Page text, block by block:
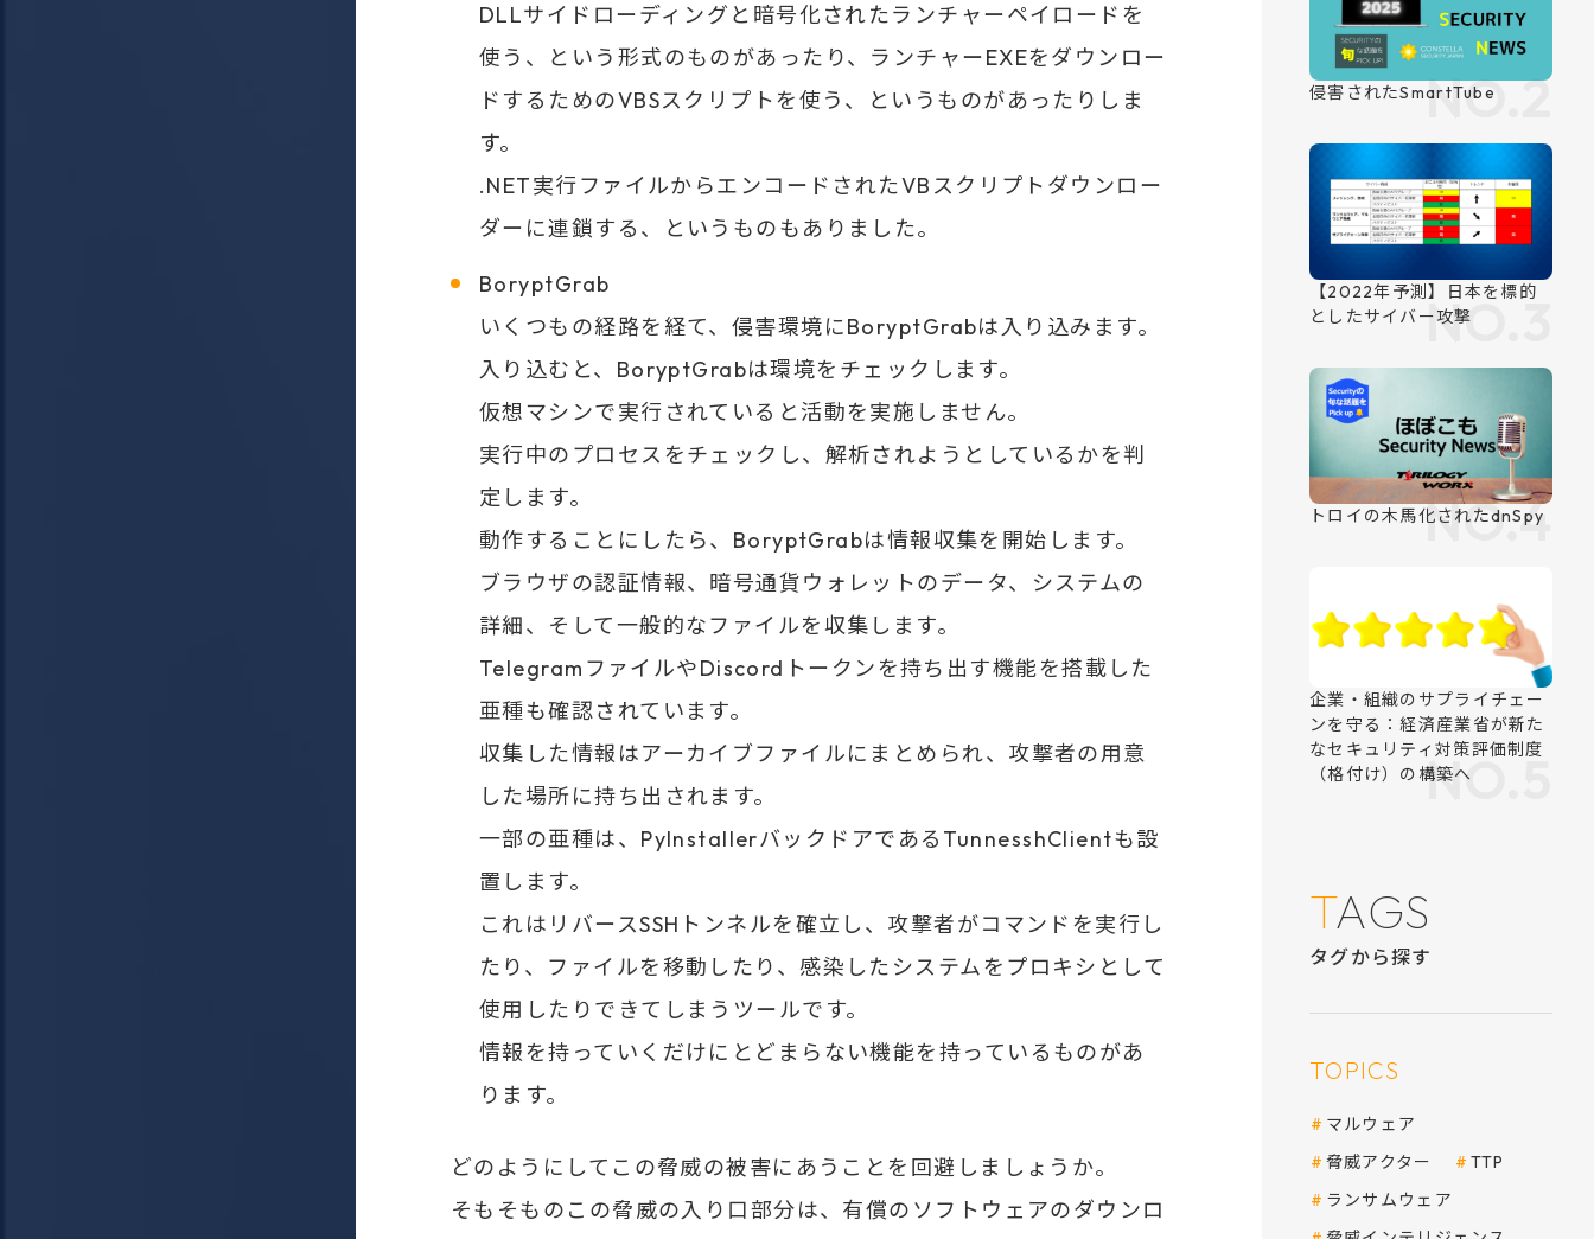
DLLサイドローディングと暗号化されたランチャーペイロードを
使う、という形式のものがあったり、ランチャーEXEをダウンロー
ドするためのVBSスクリプトを使う、というものがあったりしま
す。
.NET実行ファイルからエンコードされたVBスクリプトダウンロー
ダーに連鎖する、というものもありました。
BoryptGrab
いくつもの経路を経て、侵害環境にBoryptGrabは入り込みます。
入り込むと、BoryptGrabは環境をチェックします。
仮想マシンで実行されていると活動を実施しません。
実行中のプロセスをチェックし、解析されようとしているかを判
定します。
動作することにしたら、BoryptGrabは情報収集を開始します。
ブラウザの認証情報、暗号通貨ウォレットのデータ、システムの
詳細、そして一般的なファイルを収集します。
TelegramファイルやDiscordトークンを持ち出す機能を搭載した
亜種も確認されています。
収集した情報はアーカイブファイルにまとめられ、攻撃者の用意
した場所に持ち出されます。
一部の亜種は、PyInstallerバックドアであるTunnesshClientも設
置します。
これはリバースSSHトンネルを確立し、攻撃者がコマンドを実行し
たり、ファイルを移動したり、感染したシステムをプロキシとして
使用したりできてしまうツールです。
情報を持っていくだけにとどまらない機能を持っているものがあ
ります。
どのようにしてこの脅威の被害にあうことを回避しましょうか。
そもそものこの脅威の入り口部分は、有償のソフトウェアのダウンロ
RANKING
ランキング
APIキーや認証情報といった
機密情報を
管理・保管するためのベスト